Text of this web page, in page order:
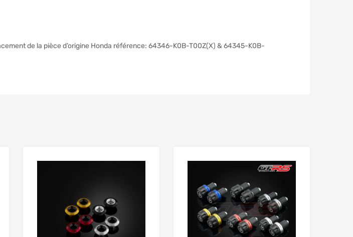
de la pièce d’origine Honda référence: 64346-K0B-T00Z(X) & 64345-K0B-
Add to Compare